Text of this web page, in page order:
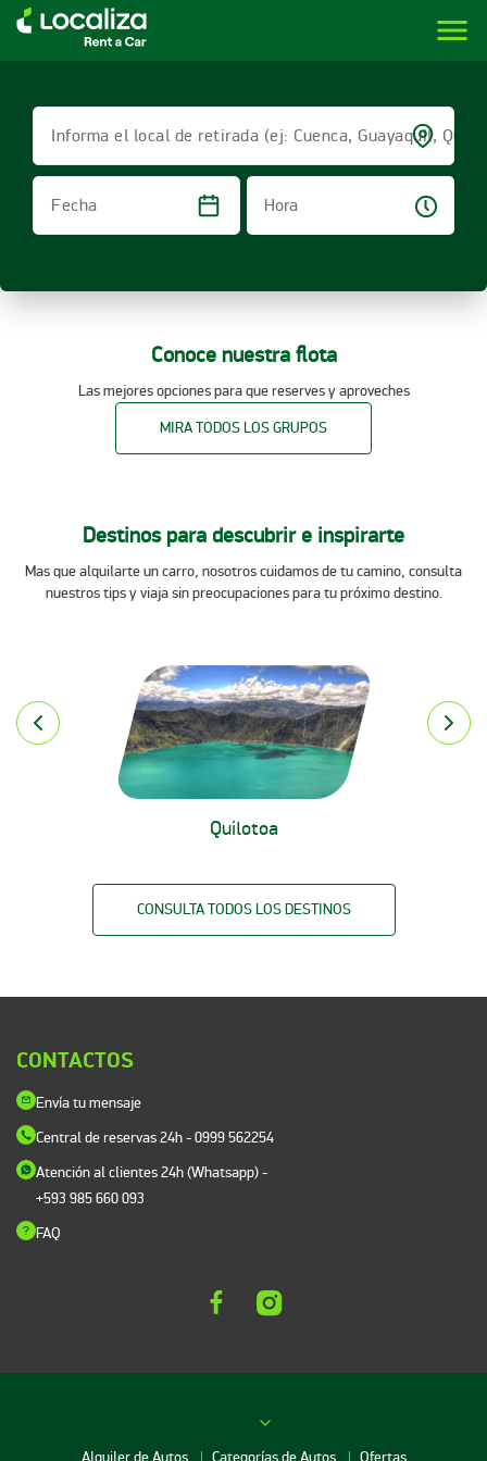
LOCALIZA ALQUILER DE VEHÍCULOS | LOCALIZA menu
Informa el local de retirada (ej: Cuenca, Guayaquil,
Fecha
Hora
Conoce nuestra flota
Las mejores opciones para que reserves y aproveches
MIRA TODOS LOS GRUPOS
Destinos para descubrir e inspirarte
Mas que alquilarte un carro, nosotros cuidamos de tu camino, consulta
nuestros tips y viaja sin preocupaciones para tu próximo destino.
Quilotoa
CONSULTA TODOS LOS DESTINOS
CONTACTOS
Envía tu mensaje
Central de reservas 24h- 0999 562254
Atención al clientes 24h (Whatsapp)-
+593 985 660 093
FAQ
Alquiler de Autos Categorías de Autos Ofertas